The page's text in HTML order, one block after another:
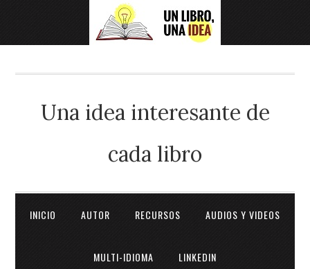
Una idea interesante de
cada libro
INICIO AUTOR RECURSOS AUDIOS Y VIDEOS
MULTI-IDIOMA LINKEDIN